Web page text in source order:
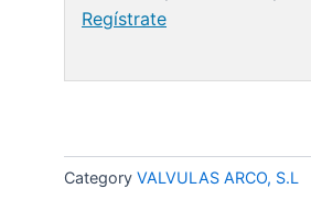
Regístrate
Category VALVULAS ARCO, S.L